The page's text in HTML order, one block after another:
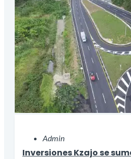
Admin
Inversiones Kzajo se